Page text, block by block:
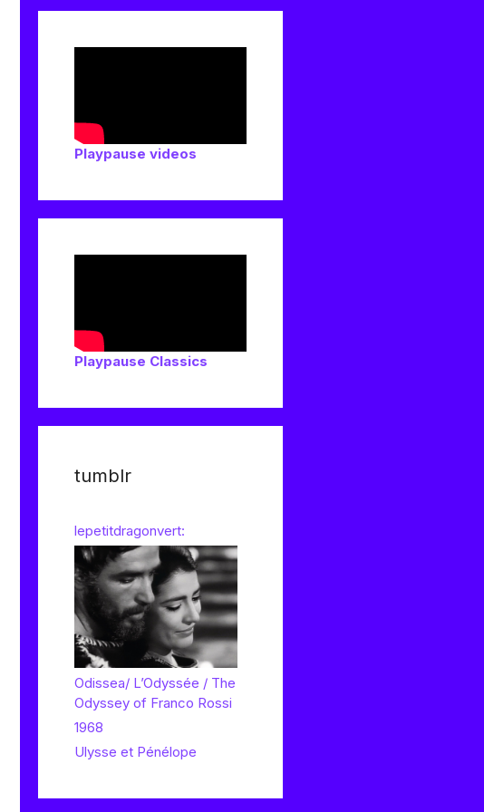
Playpause videos
Playpause Classics
tumblr
lepetitdragonvert:
Odissea/ L’Odyssée / The
Odyssey of Franco Rossi
1968
Ulysse et Pénélope